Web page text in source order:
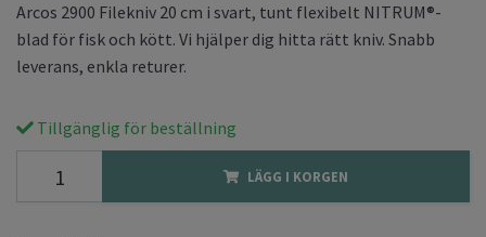
Arcos 2900 Filekniv 20 cm i svart, tunt flexibelt NITRUM®-
blad för fisk och kött. Vi hjälper dig hitta rätt kniv. Snabb
leverans, enkla returer.
Tillgänglig för beställning
LÄGG I KORGEN